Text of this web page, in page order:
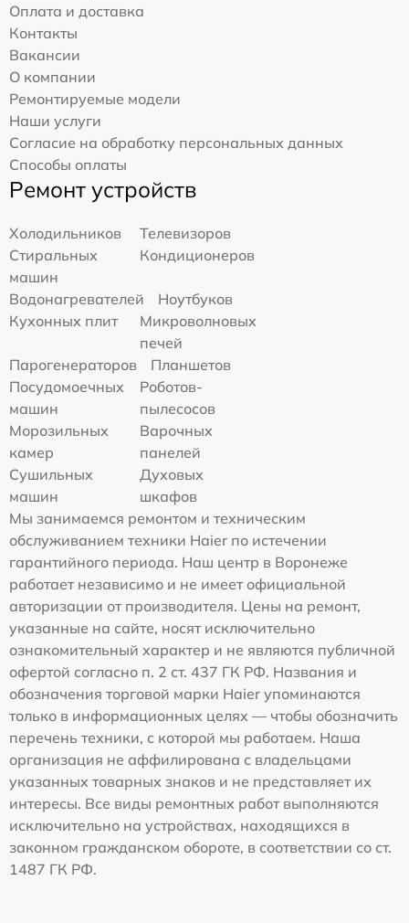
Оплата и доставка
Контакты
Вакансии
О компании
Ремонтируемые модели
Наши услуги
Согласие на обработку персональных данных
Способы оплаты
Ремонт устройств
Холодильников
Телевизоров
Стиральных
машин
Кондиционеров
Водонагревателей
Ноутбуков
Кухонных плит
Микроволновых
печей
Парогенераторов
Планшетов
Посудомоечных
машин
Роботов-
пылесосов
Морозильных
камер
Варочных
панелей
Сушильных
машин
Духовых
шкафов
Мы занимаемся ремонтом и техническим
обслуживанием техники Haier по истечении
гарантийного периода. Наш центр в Воронеже
работает независимо и не имеет официальной
авторизации от производителя. Цены на ремонт,
указанные на сайте, носят исключительно
ознакомительный характер и не являются публичной
офертой согласно п. 2 ст. 437 ГК РФ. Названия и
обозначения торговой марки Haier упоминаются
только в информационных целях — чтобы обозначить
перечень техники, с которой мы работаем. Наша
организация не аффилирована с владельцами
указанных товарных знаков и не представляет их
интересы. Все виды ремонтных работ выполняются
исключительно на устройствах, находящихся в
законном гражданском обороте, в соответствии со ст.
1487 ГК РФ.